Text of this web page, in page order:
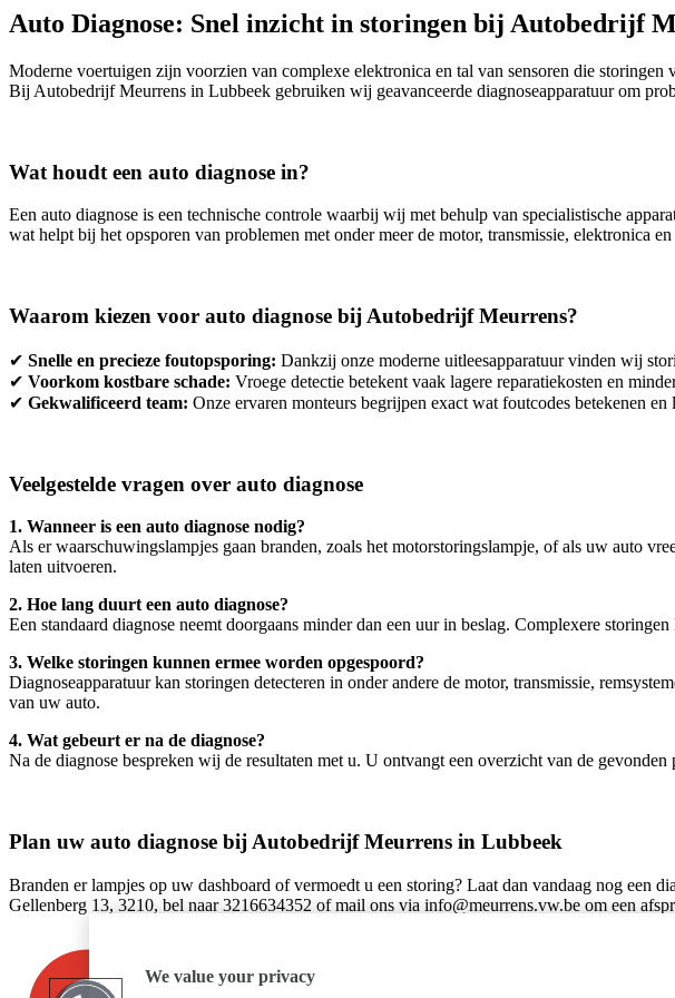
Auto Diagnose: Snel inzicht in storingen bij Autobedrijf
Moderne voertuigen zijn voorzien van complexe elektronica en tal van sensoren die
Bij Autobedrijf Meurrens in Lubbeek gebruiken wij geavanceerde diagnoseapparatuur om
Wat houdt een auto diagnose in?
Een auto diagnose is een technische controle waarbij wij met behulp van specialistische
wat helpt bij het opsporen van problemen met onder meer de motor, transmissie, elektronica
Waarom kiezen voor auto diagnose bij Autobedrijf Meurrens?
✔ Snelle en precieze foutopsporing: Dankzij onze moderne uitleesapparatuur vinden wij
✔ Voorkom kostbare schade: Vroege detectie betekent vaak lagere reparatiekosten en
✔ Gekwalificeerd team: Onze ervaren monteurs begrijpen exact wat foutcodes betekenen
Veelgestelde vragen over auto diagnose
1. Wanneer is een auto diagnose nodig?
Als er waarschuwingslampjes gaan branden, zoals het motorstoringslampje, of als uw auto
laten uitvoeren.
2. Hoe lang duurt een auto diagnose?
Een standaard diagnose neemt doorgaans minder dan een uur in beslag. Complexere
3. Welke storingen kunnen ermee worden opgespoord?
Diagnoseapparatuur kan storingen detecteren in onder andere de motor, transmissie,
van uw auto.
4. Wat gebeurt er na de diagnose?
Na de diagnose bespreken wij de resultaten met u. U ontvangt een overzicht van de
Plan uw auto diagnose bij Autobedrijf Meurrens in Lubbeek
Branden er lampjes op uw dashboard of vermoedt u een storing? Laat dan vandaag nog
Gellenberg 13, 3210, bel naar 3216634352 of mail ons via info@meurrens.vw.be om een
We value your privacy